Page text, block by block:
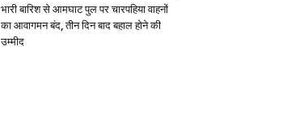
भारी बारिश से आमघाट पुल पर चारपहिया वाहनों
का आवागमन बंद, तीन दिन बाद बहाल होने की
उम्मीद